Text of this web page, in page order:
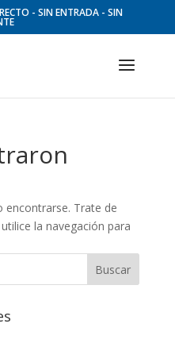
- SIN ENTRADA - SIN
encontrarse. Trate de
la navegación para